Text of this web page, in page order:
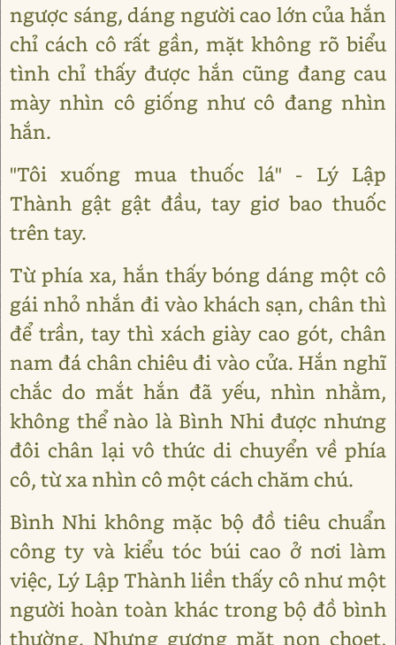
ngược sáng, dáng người cao lớn của hắn
chỉ cách cô rất gần, mặt không rõ biểu
tình chỉ thấy được hắn cũng đang cau
mày nhìn cô giống như cô đang nhìn
hắn.
"Tôi xuống mua thuốc lá" - Lý Lập
Thành gật gật đầu, tay giơ bao thuốc
trên tay.
Từ phía xa, hắn thấy bóng dáng một cô
gái nhỏ nhắn đi vào khách sạn, chân thì
để trần, tay thì xách giày cao gót, chân
nam đá chân chiêu đi vào cửa. Hắn nghĩ
chắc do mắt hắn đã yếu, nhìn nhằm,
không thể nào là Bình Nhi được nhưng
đôi chân lại vô thức di chuyển về phía
cô, từ xa nhìn cô một cách chăm chú.
Bình Nhi không mặc bộ đồ tiêu chuẩn
công ty và kiểu tóc búi cao ở nơi làm
việc, Lý Lập Thành liền thấy cô như một
người hoàn toàn khác trong bộ đồ bình
thường. Nhưng gương mặt non choẹt,